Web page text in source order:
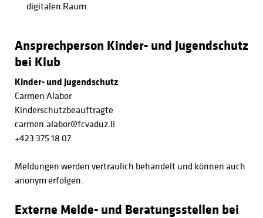
digitalen Raum.
Ansprechperson Kinder- und Jugendschutz
bei Klub
Kinder- und Jugendschutz
Carmen Alabor
Kinderschutzbeauftragte
carmen.alabor@fcvaduz.li
+423 375 18 07
Meldungen werden vertraulich behandelt und können auch
anonym erfolgen.
Externe Melde- und Beratungsstellen bei